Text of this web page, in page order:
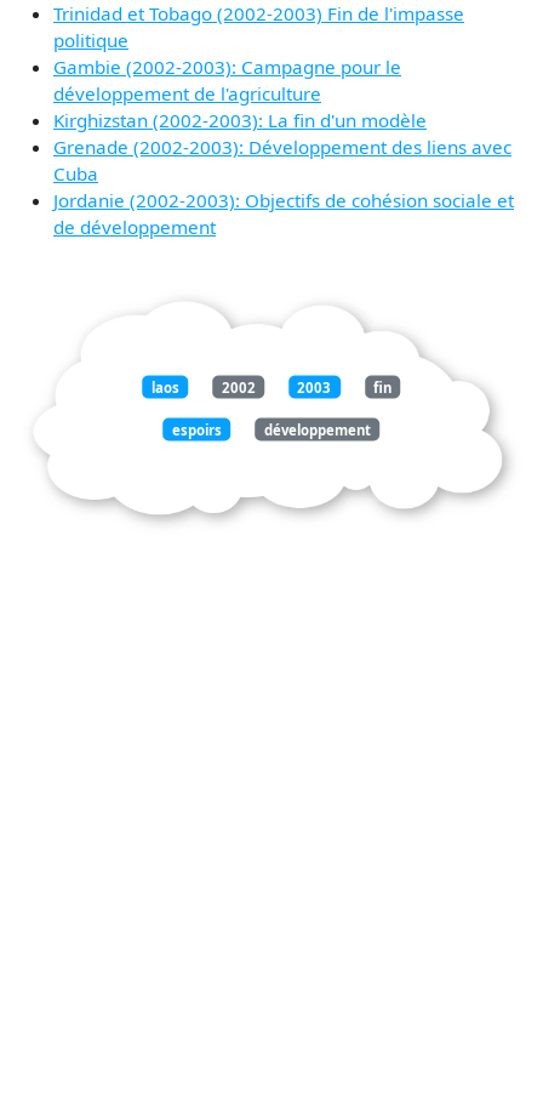
Trinidad et Tobago (2002-2003) Fin de l'impasse
politique
Gambie (2002-2003): Campagne pour le
développement de l'agriculture
Kirghizstan (2002-2003): La fin d'un modèle
Grenade (2002-2003): Développement des liens avec
Cuba
Jordanie (2002-2003): Objectifs de cohésion sociale et
de développement
laos 2002 2003 fin
espoirs développement